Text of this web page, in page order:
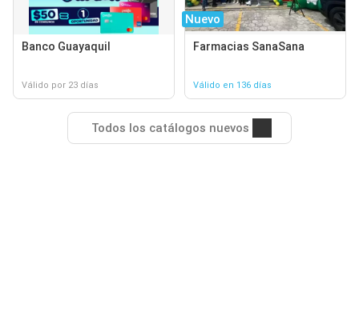
Banco Guayaquil
Válido por 23 días
Nuevo
Farmacias SanaSana
Válido en 136 días
Todos los catálogos nuevos